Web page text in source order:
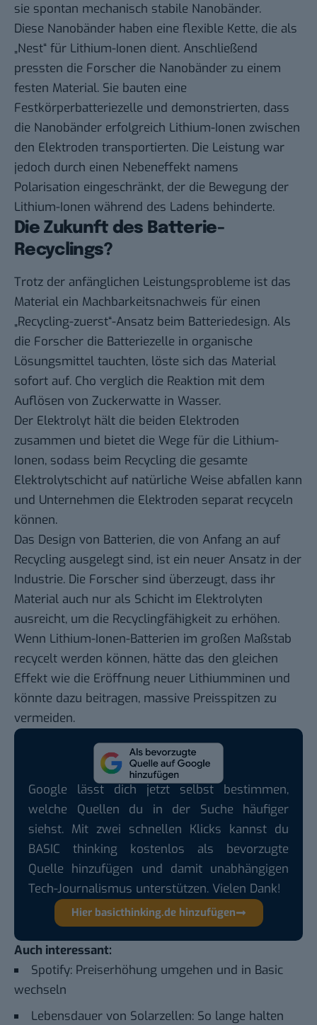
sie spontan mechanisch stabile Nanobänder.
Diese Nanobänder haben eine flexible Kette, die als
„Nest“ für Lithium-Ionen dient. Anschließend
pressten die Forscher die Nanobänder zu einem
festen Material. Sie bauten eine
Festkörperbatteriezelle und demonstrierten, dass
die Nanobänder erfolgreich Lithium-Ionen zwischen
den Elektroden transportierten. Die Leistung war
jedoch durch einen Nebeneffekt namens
Polarisation eingeschränkt, der die Bewegung der
Lithium-Ionen während des Ladens behinderte.
Die Zukunft des Batterie-
Recyclings?
Trotz der anfänglichen Leistungsprobleme ist das
Material ein Machbarkeitsnachweis für einen
„Recycling-zuerst“-Ansatz beim Batteriedesign. Als
die Forscher die Batteriezelle in organische
Lösungsmittel tauchten, löste sich das Material
sofort auf. Cho verglich die Reaktion mit dem
Auflösen von Zuckerwatte in Wasser.
Der Elektrolyt hält die beiden Elektroden
zusammen und bietet die Wege für die Lithium-
Ionen, sodass beim Recycling die gesamte
Elektrolytschicht auf natürliche Weise abfallen kann
und Unternehmen die Elektroden separat recyceln
können.
Das Design von Batterien, die von Anfang an auf
Recycling ausgelegt sind, ist ein neuer Ansatz in der
Industrie. Die Forscher sind überzeugt, dass ihr
Material auch nur als Schicht im Elektrolyten
ausreicht, um die Recyclingfähigkeit zu erhöhen.
Wenn Lithium-Ionen-Batterien im großen Maßstab
recycelt werden können, hätte das den gleichen
Effekt wie die Eröffnung neuer Lithiumminen und
könnte dazu beitragen, massive Preisspitzen zu
vermeiden.
Google lässt dich jetzt selbst bestimmen,
welche Quellen du in der Suche häufiger
siehst. Mit zwei schnellen Klicks kannst du
BASIC thinking kostenlos als bevorzugte
Quelle hinzufügen und damit unabhängigen
Tech-Journalismus unterstützen. Vielen Dank!
Hier basicthinking.de hinzufügen
Auch interessant:
Spotify: Preiserhöhung umgehen und in Basic
wechseln
Lebensdauer von Solarzellen: So lange halten